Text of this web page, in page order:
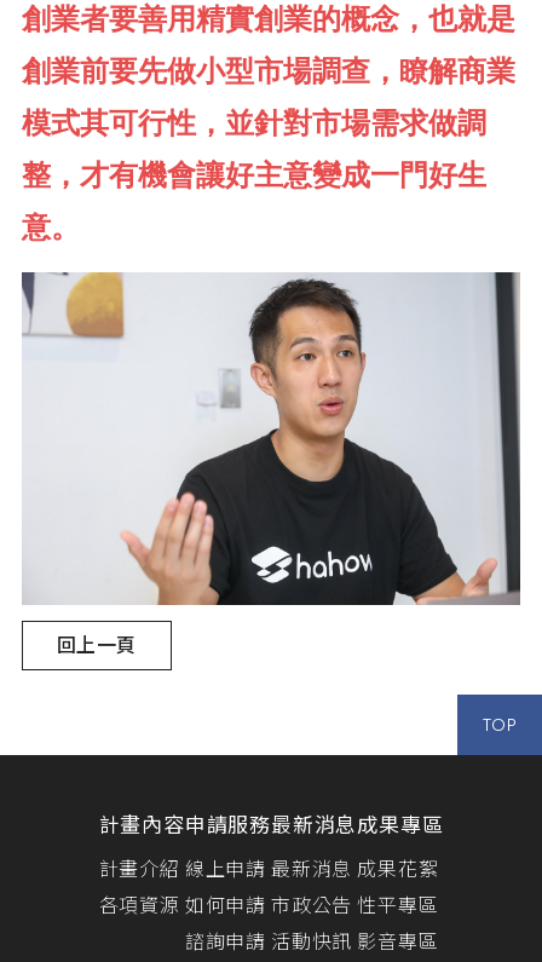
創業者要善用精實創業的概念，也就是
創業前要先做小型市場調查，瞭解商業
模式其可行性，並針對市場需求做調
整，才有機會讓好主意變成一門好生
意。
回上一頁
TOP
計畫內容
計畫介紹
各項資源
申請服務
線上申請
如何申請
諮詢申請
最新消息
最新消息
市政公告
活動快訊
成果專區
成果花絮
性平專區
影音專區